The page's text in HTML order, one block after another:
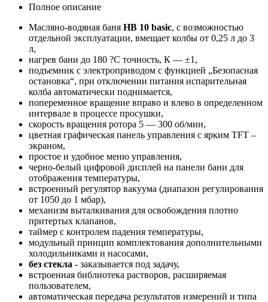
Полное описание
Масляно-водяная баня HB 10 basic, с возможностью
отдельной эксплуатации, вмещает колбы от 0,25 л до 3
л,
нагрев бани до 180 ?С точность, К — ±1,
подъемник с электроприводом с функцией „Безопасная
остановка“, при отключении питания испарительная
колба автоматически поднимается,
попеременное вращение вправо и влево в определенном
интервале в процессе просушки,
скорость вращения ротора 5 — 300 об/мин,
цветная графическая панель управления с ярким TFT –
экраном,
простое и удобное меню управления,
черно-белый цифровой дисплей на панели бани для
отображения температуры,
встроенный регулятор вакуума (диапазон регулирования
от 1050 до 1 мбар),
механизм выталкивания для освобождения плотно
притертых клапанов,
таймер с контролем падения температуры,
модульный принцип комплектования дополнительными
холодильниками и насосами,
без стекла - заказывается под задачу,
встроенная библиотека растворов, расширяемая
пользователем,
автоматическая передача результатов измерений и типа